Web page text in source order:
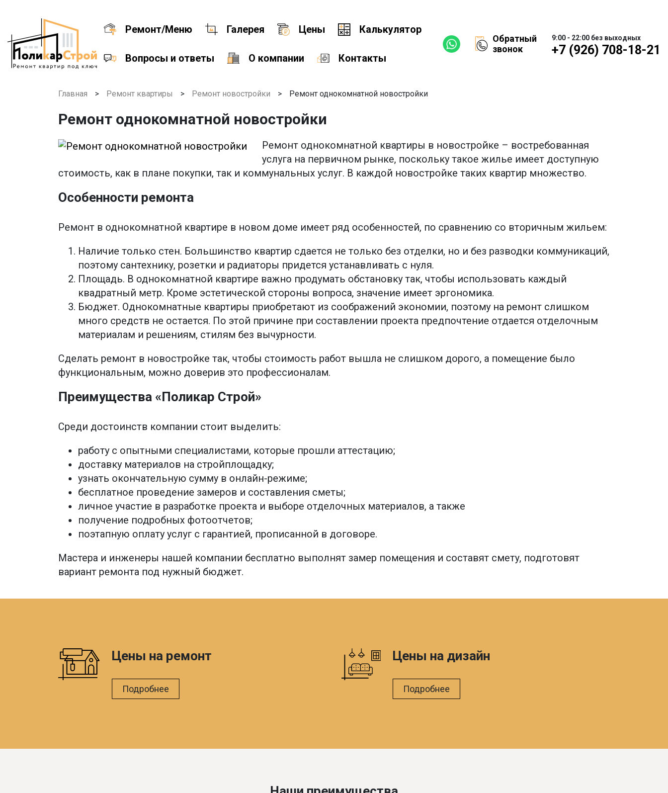
Ремонт/Меню Галерея Цены Калькулятор
Вопросы и ответы О компании Контакты
Обратный
звонок
9:00 - 22:00 без выходных
+7 (926) 708-18-21
Главная > Ремонт квартиры > Ремонт новостройки > Ремонт однокомнатной новостройки
Ремонт однокомнатной новостройки
Ремонт однокомнатной квартиры в новостройке – востребованная
услуга на первичном рынке, поскольку такое жилье имеет доступную
стоимость, как в плане покупки, так и коммунальных услуг. В каждой новостройке таких квартир множество.
Особенности ремонта
Ремонт в однокомнатной квартире в новом доме имеет ряд особенностей, по сравнению со вторичным жильем:
Наличие только стен. Большинство квартир сдается не только без отделки, но и без разводки коммуникаций,
поэтому сантехнику, розетки и радиаторы придется устанавливать с нуля.
Площадь. В однокомнатной квартире важно продумать обстановку так, чтобы использовать каждый
квадратный метр. Кроме эстетической стороны вопроса, значение имеет эргономика.
Бюджет. Однокомнатные квартиры приобретают из соображений экономии, поэтому на ремонт слишком
много средств не остается. По этой причине при составлении проекта предпочтение отдается отделочным
материалам и решениям, стилям без вычурности.
Сделать ремонт в новостройке так, чтобы стоимость работ вышла не слишком дорого, а помещение было
функциональным, можно доверив это профессионалам.
Преимущества «Поликар Строй»
Среди достоинств компании стоит выделить:
работу с опытными специалистами, которые прошли аттестацию;
доставку материалов на стройплощадку;
узнать окончательную сумму в онлайн-режиме;
бесплатное проведение замеров и составления сметы;
личное участие в разработке проекта и выборе отделочных материалов, а также
получение подробных фотоотчетов;
поэтапную оплату услуг с гарантией, прописанной в договоре.
Мастера и инженеры нашей компании бесплатно выполнят замер помещения и составят смету, подготовят
вариант ремонта под нужный бюджет.
Цены на ремонт
Подробнее
Цены на дизайн
Подробнее